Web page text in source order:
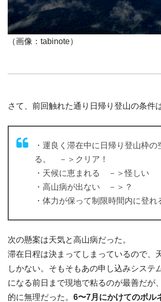
（画像：tabinote）
さて、前回触れた通り日帰り登山の条件
・運良く滞在中に日帰り登山枠の
る。 －＞クリア！
・天候に恵まれる －＞怪しい
・高山病が出ない －＞？
・体力が保って制限時間内に登
次の懸案は天気と高山病だった。
滞在日程は決まってしまっているので、
しかない。そもそもあの申し込みシステ
になる前日まで現地で粘るのが最善だが
的に無理だった。 6〜7月にかけてのボル